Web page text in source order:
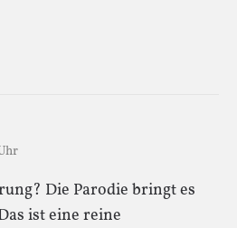
Die Parodie bringt es
ist eine reine